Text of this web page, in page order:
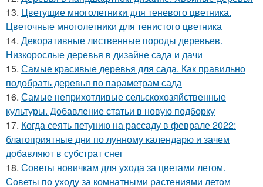
13. Цветущие многолетники для теневого цветника.
Цветочные многолетники для тенистого цветника
14. Декоративные лиственные породы деревьев.
Низкорослые деревья в дизайне сада и дачи
15. Самые красивые деревья для сада. Как правильно
подобрать деревья по параметрам сада
16. Самые неприхотливые сельскохозяйственные
культуры. Добавление статьи в новую подборку
17. Когда сеять петунию на рассаду в феврале 2022:
благоприятные дни по лунному календарю и зачем
добавляют в субстрат снег
18. Советы новичкам для ухода за цветами летом.
Советы по уходу за комнатными растениями летом